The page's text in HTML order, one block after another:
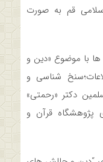
قم به صورت
با موضوع «دین و
شناسی و
دکتر «رحمتی»
پژوهشگاه قرآن و